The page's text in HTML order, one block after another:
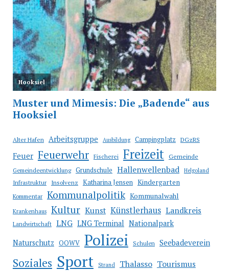
Alter Hafen Arbeitsgruppe Ausbildung Campingplatz DGzRS
Feuer Feuerwehr Fischerei Freizeit Gemeinde
Gemeindeentwicklung Grundschule Hallenwellenbad Helgoland
Infrastruktur Insolvenz Katharina Jensen Kindergarten
Kommentar Kommunalpolitik Kommunalwahl
Krankenhaus Kultur Kunst Künstlerhaus Landkreis
Landwirtschaft LNG LNG Terminal Nationalpark
Naturschutz OOWV Polizei Schulen Seebadeverein
Soziales Sport Strand Thalasso Tourismus